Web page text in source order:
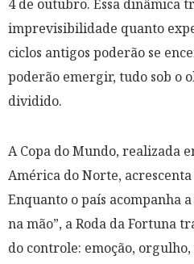
4 de outubro. Essa dinâmica
imprevisibilidade quanto
ciclos antigos poderão se
poderão emergir, tudo sob o
dividido.
A Copa do Mundo, realizada
América do Norte,
Enquanto o país acompanha
na mão”, a Roda da Fortuna
do controle: emoção,